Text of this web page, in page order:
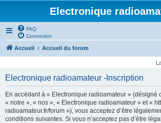
Electronique
FAQ
Connexion
Accueil Accueil du forum
Electronique radioamateur -Inscription
En accédant à « Electronique radioamateur » (désigné
« notre », « nos », « Electronique radioamateur » et «
radioamateur.fr/forum »), vous acceptez d’être
conditions suivantes. Si vous n’acceptez pas d’être